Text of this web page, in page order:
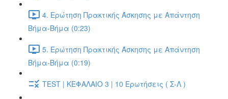
4. Ερώτηση Πρακτικής Άσκησης με Απάντηση
Βήμα-Βήμα (0:23)
5. Ερώτηση Πρακτικής Άσκησης με Απάντηση
Βήμα-Βήμα (0:19)
TEST | ΚΕΦΑΛΑΙΟ 3 | 10 Ερωτήσεις ( Σ-Λ )